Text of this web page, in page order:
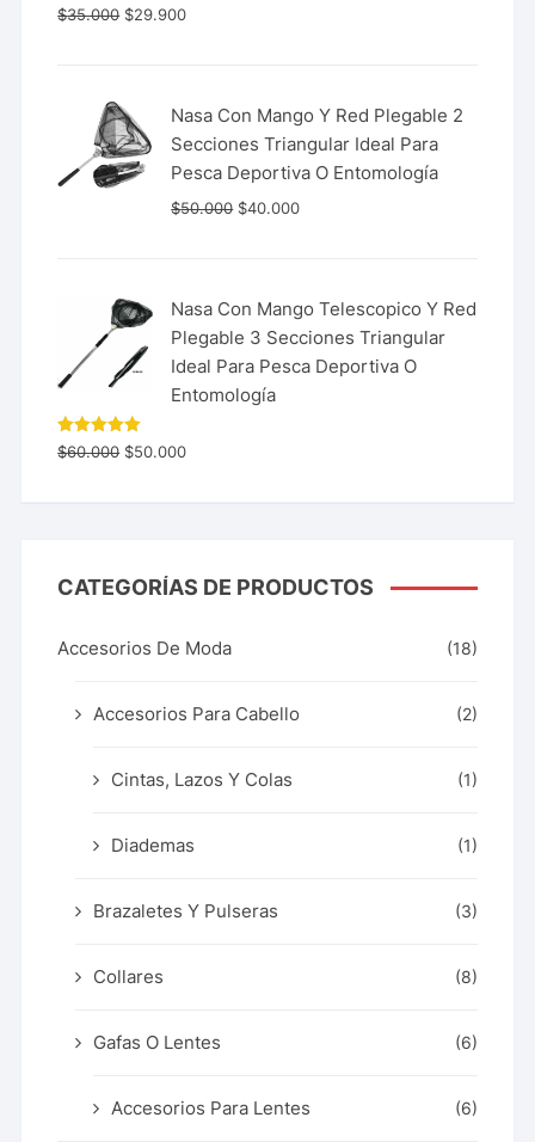
Valorado
con
$35.000 $29.900
Nasa Con Mango Y Red Plegable 2
Secciones Triangular Ideal Para
Pesca Deportiva O Entomología
$50.000 $40.000
Nasa Con Mango Telescopico Y Red
Plegable 3 Secciones Triangular
Ideal Para Pesca Deportiva O
Entomología
Valorado
con5.00
$60.000 $50.000
CATEGORÍAS DE PRODUCTOS
Accesorios De Moda (18)
Accesorios Para Cabello (2)
Cintas, Lazos Y Colas (1)
Diademas (1)
Brazaletes Y Pulseras (3)
Collares (8)
Gafas O Lentes (6)
Accesorios Para Lentes (6)